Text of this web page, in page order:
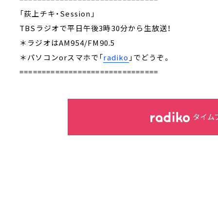
「荻上チキ・Session」
TBSラジオで平日午後3時30分から生放送！
＊ラジオはAM954/FM90.5
＊パソコンorスマホで「radiko 」でどうぞ。
===============================
タイム